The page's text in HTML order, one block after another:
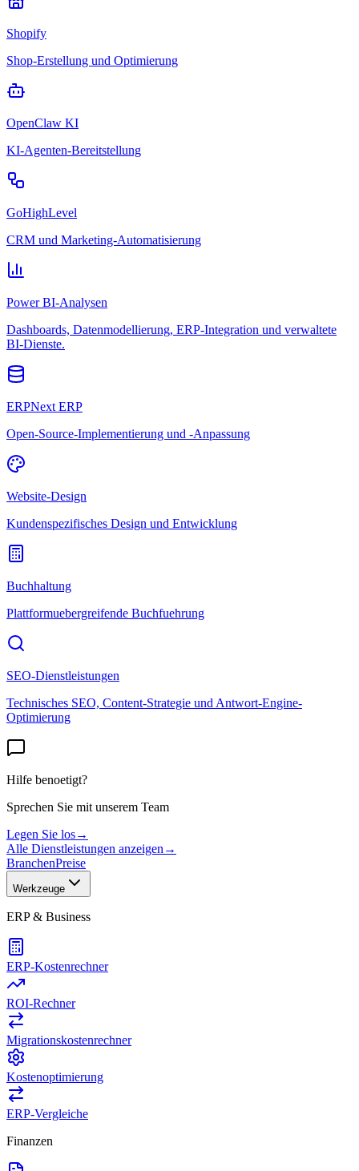
Shopify
Shop-Erstellung und Optimierung
OpenClaw KI
KI-Agenten-Bereitstellung
GoHighLevel
CRM und Marketing-Automatisierung
Power BI-Analysen
Dashboards, Datenmodellierung, ERP-Integration und verwaltete
BI-Dienste.
ERPNext ERP
Open-Source-Implementierung und -Anpassung
Website-Design
Kundenspezifisches Design und Entwicklung
Buchhaltung
Plattformuebergreifende Buchfuehrung
SEO-Dienstleistungen
Technisches SEO, Content-Strategie und Antwort-Engine-
Optimierung
Hilfe benoetigt?
Sprechen Sie mit unserem Team
Legen Sie los→
Alle Dienstleistungen anzeigen →
BranchenPreise
Werkzeuge
ERP & Business
ERP-Kostenrechner
ROI-Rechner
Migrationskostenrechner
Kostenoptimierung
ERP-Vergleiche
Finanzen